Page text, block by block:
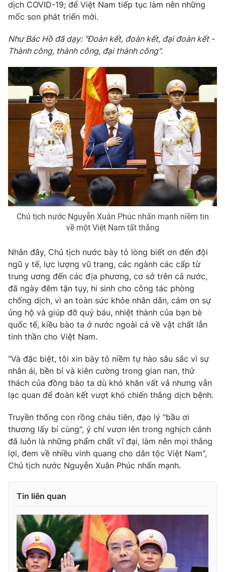
dịch COVID-19; để Việt Nam tiếp tục làm nên những
mốc son phát triển mới.
Như Bác Hồ đã dạy: "Đoàn kết, đoàn kết, đại đoàn kết -
Thành công, thành công, đại thành công".
Chủ tịch nước Nguyễn Xuân Phúc nhấn mạnh niềm tin
về một Việt Nam tất thắng
Nhân đây, Chủ tịch nước bày tỏ lòng biết ơn đến đội
ngũ y tế, lực lượng vũ trang, các ngành các cấp từ
trung ương đến các địa phương, cơ sở trên cả nước,
đã ngày đêm tận tụy, hi sinh cho công tác phòng
chống dịch, vì an toàn sức khỏe nhân dân, cảm ơn sự
ủng hộ và giúp đỡ quý báu, nhiệt thành của bạn bè
quốc tế, kiều bào ta ở nước ngoài cả về vật chất lẫn
tinh thần cho Việt Nam.
"Và đặc biệt, tôi xin bày tỏ niềm tự hào sâu sắc vì sự
nhân ái, bền bỉ và kiên cường trong gian nan, thử
thách của đồng bào ta dù khó khăn vất vả nhưng vẫn
lạc quan để đoàn kết vượt khó chiến thắng dịch bệnh.
Truyền thống con rồng cháu tiên, đạo lý "bầu ơi
thương lấy bí cùng", ý chí vươn lên trong nghịch cảnh
đã luôn là những phẩm chất vĩ đại, làm nên mọi thắng
lợi, đem về nhiều vinh quang cho dân tộc Việt Nam",
Chủ tịch nước Nguyễn Xuân Phúc nhấn mạnh.
Tin liên quan